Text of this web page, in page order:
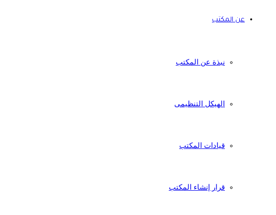
عن المكتب
نبذة عن المكتب
الهيكل التنظيمى
قيادات المكتب
قرار إنشاء المكتب